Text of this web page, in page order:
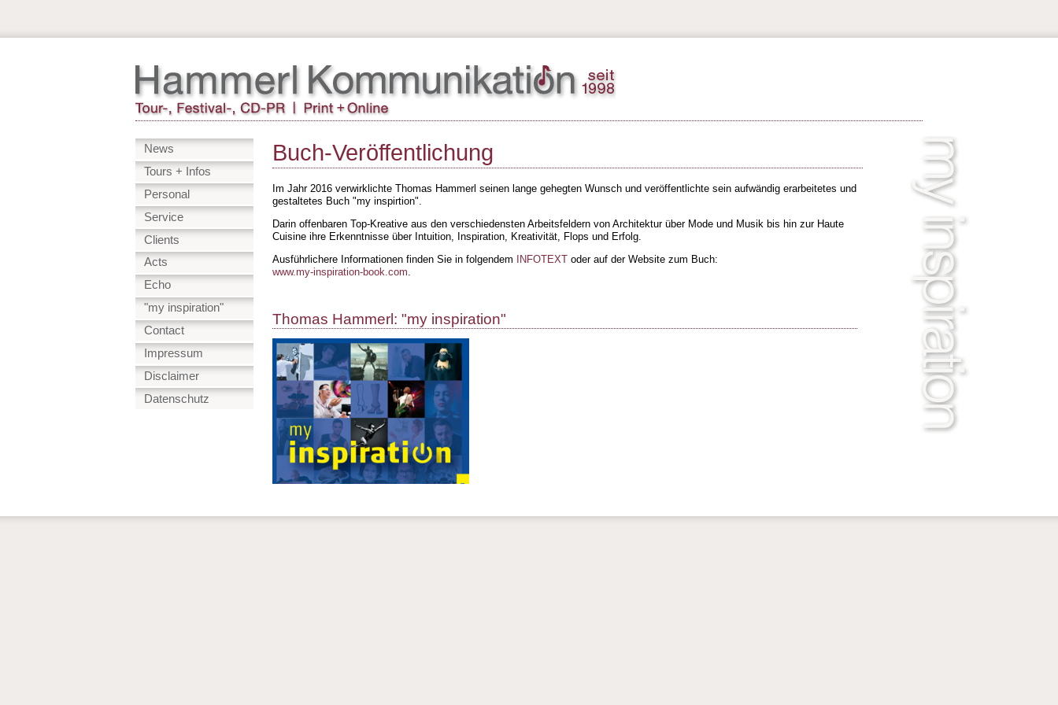
News
Tours + Infos
Personal
Service
Clients
Acts
Echo
"my inspiration"
Contact
Impressum
Disclaimer
Datenschutz
Buch-Veröffentlichung
Im Jahr 2016 verwirklichte Thomas Hammerl seinen lange gehegten Wunsch und veröffentlichte sein aufwändig erarbeitetes und
gestaltetes Buch "my inspirtion".
Darin offenbaren Top-Kreative aus den verschiedensten Arbeitsfeldern von Architektur über Mode und Musik bis hin zur Haute
Cuisine ihre Erkenntnisse über Intuition, Inspiration, Kreativität, Flops und Erfolg
Ausführlichere Informationen finden Sie in folgendem
INFOTEXT oder auf der Website zum Buch:
www.my-inspiration-book.com
Thomas Hammerl: "my inspiration"